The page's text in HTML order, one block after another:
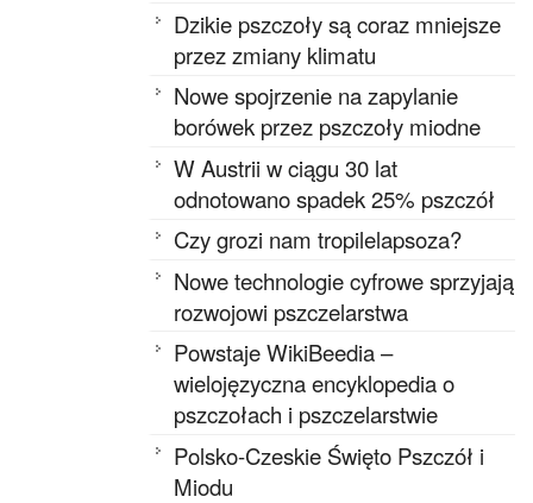
Dzikie pszczoły są coraz mniejsze
przez zmiany klimatu
Nowe spojrzenie na zapylanie
borówek przez pszczoły miodne
W Austrii w ciągu 30 lat
odnotowano spadek 25% pszczół
Czy grozi nam tropilelapsoza?
Nowe technologie cyfrowe sprzyjają
rozwojowi pszczelarstwa
Powstaje WikiBeedia –
wielojęzyczna encyklopedia o
pszczołach i pszczelarstwie
Polsko-Czeskie Święto Pszczół i
Miodu